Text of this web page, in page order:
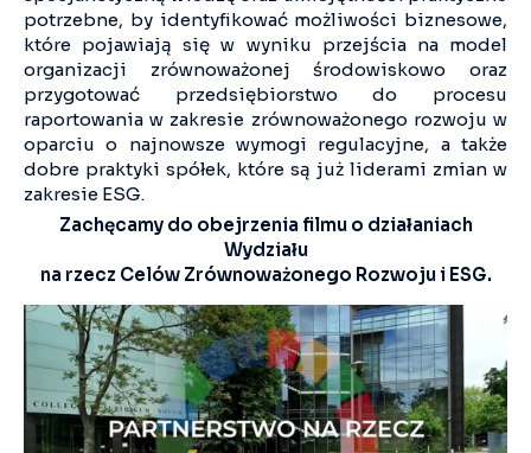
potrzebne, by identyfikować możliwości biznesowe,
które pojawiają się w wyniku przejścia na model
organizacji zrównoważonej środowiskowo oraz
przygotować przedsiębiorstwo do procesu
raportowania w zakresie zrównoważonego rozwoju w
oparciu o najnowsze wymogi regulacyjne, a także
dobre praktyki spółek, które są już liderami zmian w
zakresie ESG.
Zachęcamy do obejrzenia filmu o działaniach
Wydziału
na rzecz Celów Zrównoważonego Rozwoju i ESG.